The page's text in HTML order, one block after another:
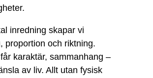
inredning skapar vi
proportion och riktning.
karaktär, sammanhang –
av liv. Allt utan fysisk